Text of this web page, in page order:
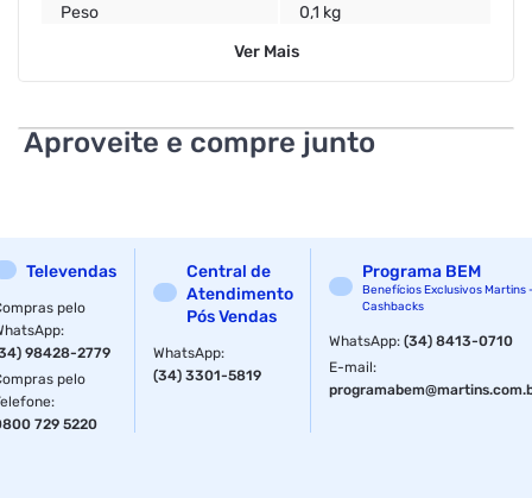
Peso 0,1 kg
Ver Mais
Aproveite e compre junto
Televendas
pelo
:
98428-2779
pelo
:
729 5220
Central de
Atendimento
Pós Vendas
WhatsApp:
(34) 3301-5819
Programa BEM
Benefícios Exclusivos Martins
Cashbacks
WhatsApp:(34) 8413-0710
E-mail: